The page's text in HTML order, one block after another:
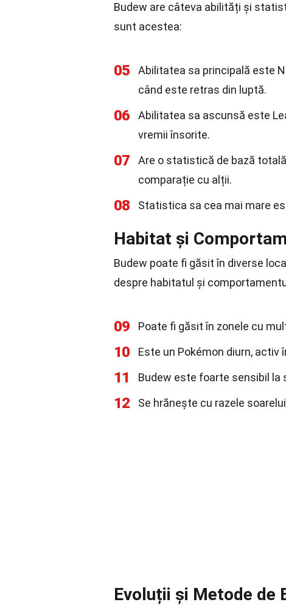
Budew are câteva abilități și
sunt acestea:
05
Abilitatea sa principală este
când este retras din luptă.
06
Abilitatea sa ascunsă este
vremii însorite.
07
Are o statistică de bază
comparație cu alții.
08 Statistica sa cea mai mare
Habitat și
Budew poate fi găsit în diverse
despre habitatul și
09 Poate fi găsit în zonele cu
10 Este un Pokémon diurn, activ
11 Budew este foarte sensibil la
12 Se hrănește cu razele
Evoluții și Metode de